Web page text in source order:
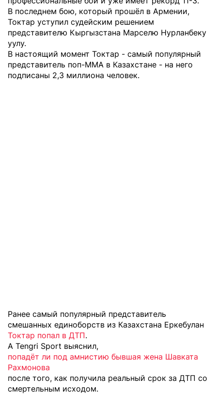
В последнем бою, который прошёл в Армении,
Токтар уступил судейским решением
представителю Кыргызстана Марселю Нурланбеку
уулу.
В настоящий момент Токтар - самый популярный
представитель поп-MMA в Казахстане - на него
подписаны 2,3 миллиона человек.
Ранее самый популярный представитель
смешанных единоборств из Казахстана Еркебулан
Токтар попал в ДТП.
А Tengri Sport выяснил,
попадёт ли под амнистию бывшая жена Шавката
Рахмонова
после того, как получила реальный срок за ДТП со
смертельным исходом.